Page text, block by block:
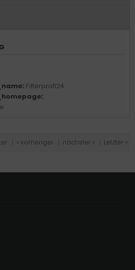
Filterprofi24
« vorheriger nächster » Letzter »